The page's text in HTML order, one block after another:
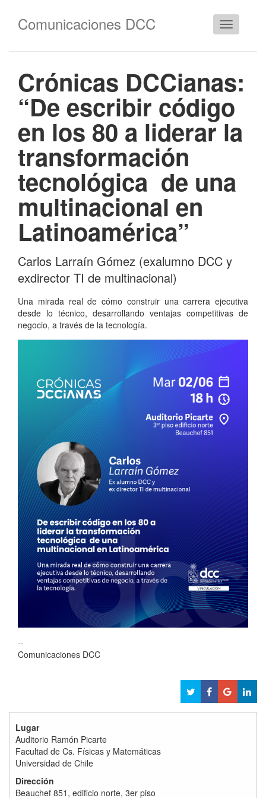
Cambiar
Comunicaciones DCC
Crónicas DCCianas:
“De escribir código
en los 80 a liderar la
transformación
tecnológica de una
multinacional en
Latinoamérica”
Carlos Larraín Gómez (exalumno DCC y
exdirector TI de multinacional)
Una mirada real de cómo construir una carrera ejecutiva
desde lo técnico, desarrollando ventajas competitivas de
negocio, a través de la tecnología.
--
Comunicaciones DCC
Lugar
Auditorio Ramón Picarte
Facultad de Cs. Físicas y Matemáticas
Universidad de Chile
Dirección
Beauchef 851, edificio norte, 3er piso